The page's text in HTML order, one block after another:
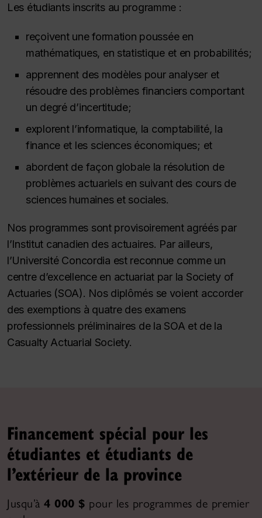
Les étudiants inscrits au programme :
reçoivent une formation poussée en
mathématiques, en statistique et en probabilités;
apprennent des modèles pour analyser et
résoudre des problèmes financiers comportant
un degré d’incertitude;
explorent l’informatique, la comptabilité, la
finance et les sciences économiques; et
abordent de façon globale la résolution de
problèmes actuariels en suivant des cours de
sciences humaines et sociales.
Nos programmes sont provisoirement agréés par
l’Institut canadien des actuaires. Par ailleurs,
l’Université Concordia est reconnue comme un
centre d’excellence en actuariat par la Society of
Actuaries (SOA). Nos diplômés se voient accorder
des exemptions à quatre des examens
professionnels préliminaires de la SOA et de la
Casualty Actuarial Society.
Financement spécial pour les
étudiantes et étudiants de
l’extérieur de la province
Jusqu’à 4 000 $ pour les programmes de premier